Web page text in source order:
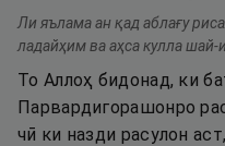
Ли яълама ан қад аблағу
ладайҳим ва аҳса кулла шай-
То Аллоҳ бидонад, ки
Парвардигорашонро
чӣ ки назди расулон